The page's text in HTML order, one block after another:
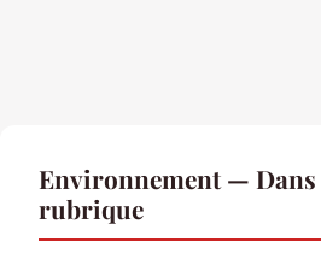
Environnement — Dans
rubrique